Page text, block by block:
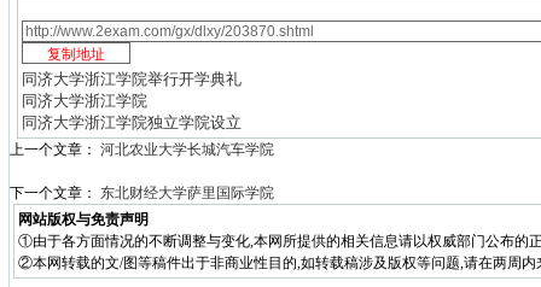
同济大学浙江学院举行开学典礼
同济大学浙江学院
同济大学浙江学院独立学院设立
上一个文章： 河北农业大学长城汽车学院
下一个文章：
东北财经大学萨里国际学院
网站版权与免责声明
①由于各方面情况的不断调整与变化,本网所提供的相关信息请以权威部门公布的
②本网转载的文/图等稿件出于非商业性目的,如转载稿涉及版权等问题,请在两周内